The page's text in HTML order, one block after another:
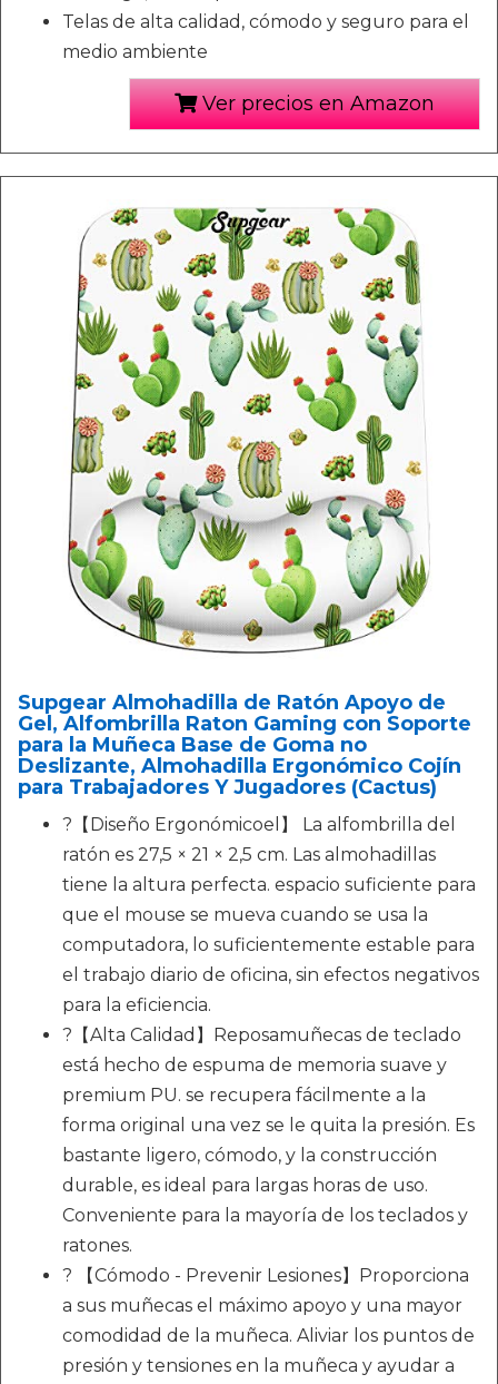
Telas de alta calidad, cómodo y seguro para el
medio ambiente
Ver precios en Amazon
Supgear Almohadilla de Ratón Apoyo de
Gel, Alfombrilla Raton Gaming con Soporte
para la Muñeca Base de Goma no
Deslizante, Almohadilla Ergonómico Cojín
para Trabajadores Y Jugadores (Cactus)
?【Diseño Ergonómicoel】 La alfombrilla del
ratón es 27,5 × 21 × 2,5 cm. Las almohadillas
tiene la altura perfecta. espacio suficiente para
que el mouse se mueva cuando se usa la
computadora, lo suficientemente estable para
el trabajo diario de oficina, sin efectos negativos
para la eficiencia.
?【Alta Calidad】Reposamuñecas de teclado
está hecho de espuma de memoria suave y
premium PU. se recupera fácilmente a la
forma original una vez se le quita la presión. Es
bastante ligero, cómodo, y la construcción
durable, es ideal para largas horas de uso.
Conveniente para la mayoría de los teclados y
ratones.
? 【Cómodo - Prevenir Lesiones】Proporciona
a sus muñecas el máximo apoyo y una mayor
comodidad de la muñeca. Aliviar los puntos de
presión y tensiones en la muñeca y ayudar a